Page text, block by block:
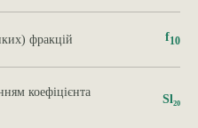
фракцій f10
коефіцієнта
Sl₂₀